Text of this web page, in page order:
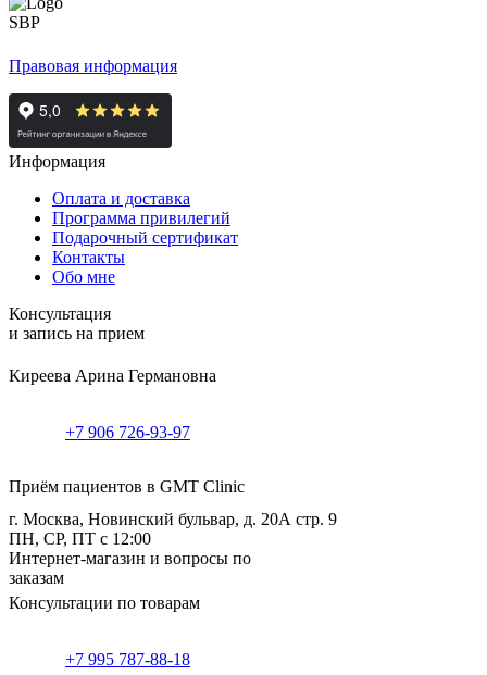
Правовая информация
Информация
Оплата и доставка
Программа привилегий
Подарочный сертификат
Контакты
Обо мне
Консультация
и запись на прием
Киреева Арина Германовна
+7 906 726-93-97
Приём пациентов в GMT Clinic
г. Москва, Новинский бульвар, д. 20А стр. 9
ПН, СР, ПТ с 12:00
Интернет-магазин и вопросы по
заказам
Консультации по товарам
+7 995 787-88-18